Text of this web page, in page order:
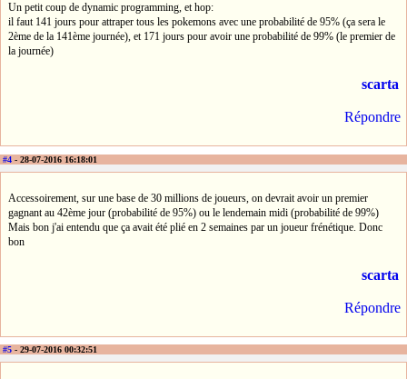
Un petit coup de dynamic programming, et hop:
il faut 141 jours pour attraper tous les pokemons avec une probabilité de 95% (ça sera le
2ème de la 141ème journée), et 171 jours pour avoir une probabilité de 99% (le premier de
la journée)
scarta
Répondre
#4 - 28-07-2016 16:18:01
Accessoirement, sur une base de 30 millions de joueurs, on devrait avoir un premier
gagnant au 42ème jour (probabilité de 95%) ou le lendemain midi (probabilité de 99%)
Mais bon j'ai entendu que ça avait été plié en 2 semaines par un joueur frénétique. Donc
bon
scarta
Répondre
#5 - 29-07-2016 00:32:51